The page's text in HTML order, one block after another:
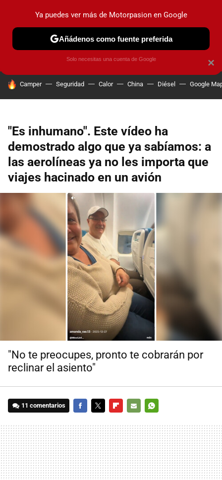
PRUEBAS COCHES ELÉCTRICOS OBSERVATORIO
HOY SE HABLA DE
Camper Seguridad Calor China Diésel Google
"Es inhumano". Este vídeo ha
demostrado algo que ya sabíamos: a
las aerolíneas ya no les importa que
viajes hacinado en un avión
"No te preocupes, pronto te cobrarán por
reclinar el asiento"
11 comentarios
MAIL
×
Ya puedes ver más de Motorpasion en Google
Añádenos como fuente preferida
Solo necesitas una cuenta de Google